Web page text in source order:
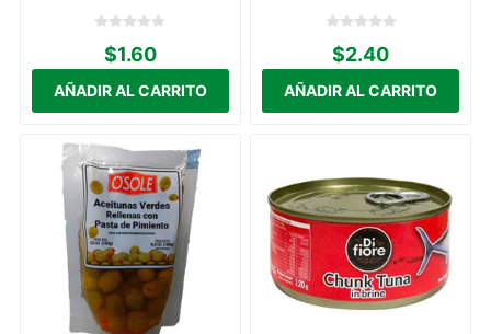
$1.60 $2.40